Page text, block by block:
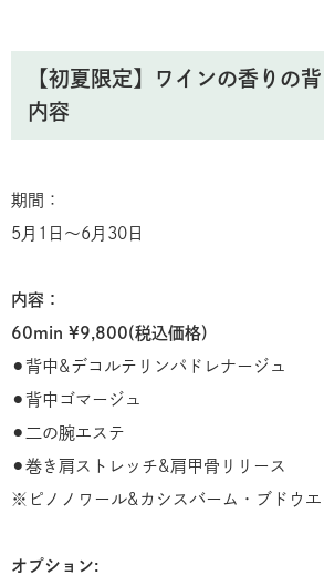
【初夏限定】ワインの香りの
内容
期間：
5月1日〜6月30日
内容：
60min ¥9,800(税込価格)
⚫︎背中&デコルテリンパドレナージュ
⚫︎背中ゴマージュ
⚫︎二の腕エステ
⚫︎巻き肩ストレッチ&肩甲骨リリース
※ピノノワール&カシスバーム・ブドウエ
オプション: